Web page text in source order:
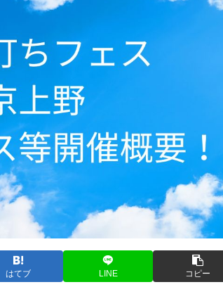
はてブ LINE コピー